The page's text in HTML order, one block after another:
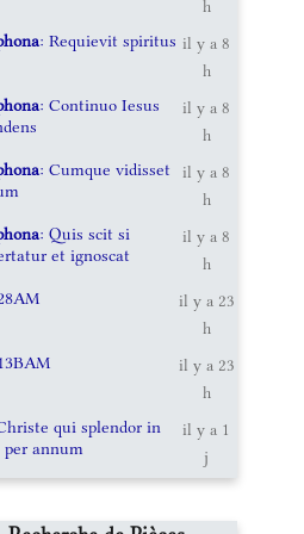
h
: Requievit spiritus il y a 8
h
: Continuo Iesus
il y a 8
h
: Cumque vidisset
il y a 8
h
: Quis scit si
et ignoscat
il y a 8
h
il y a 23
h
il y a 23
h
qui splendor in
annum
il y a 1
j